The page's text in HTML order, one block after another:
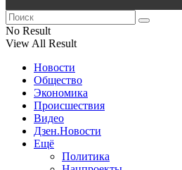
No Result
View All Result
Новости
Общество
Экономика
Происшествия
Видео
Дзен.Новости
Ещё
Политика